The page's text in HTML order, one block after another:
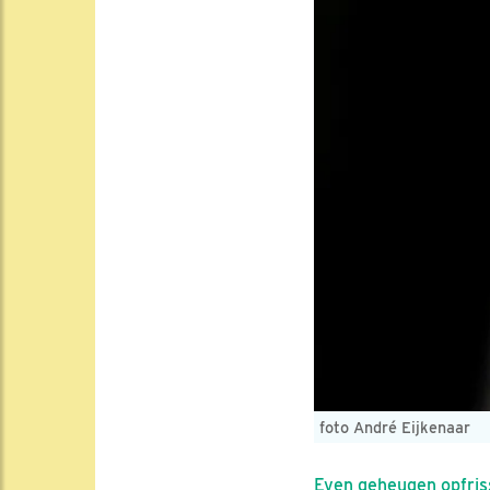
foto André Eijkenaar
Even geheugen